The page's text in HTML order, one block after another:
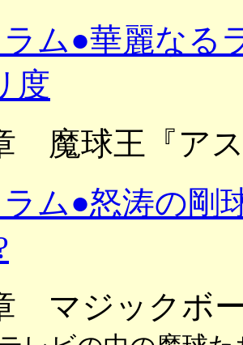
ム●華麗なる
度
魔球王『ア
ム●怒涛の剛
マジックボ